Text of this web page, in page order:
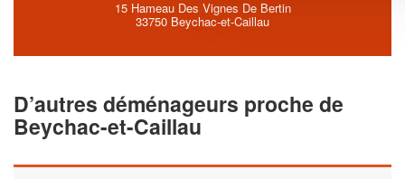
15 Hameau Des Vignes De Bertin
33750 Beychac-et-Caillau
D’autres déménageurs proche de
Beychac-et-Caillau